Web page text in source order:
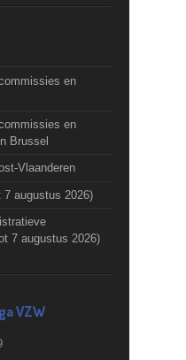
en
en
Brussel
Vlaanderen
7 augustus 2026)
7 augustus 2026)
VZW